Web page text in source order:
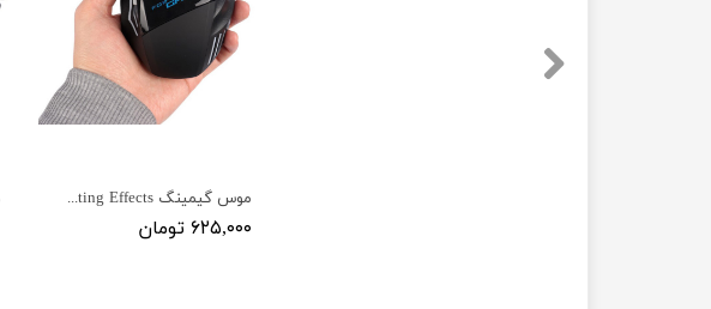
موس گیمینگ Cool Lighting Effects
۶۲۵,۰۰۰ تومان